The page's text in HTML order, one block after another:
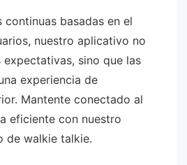
basadas en el
nuestro aplicativo no
sino que las
experiencia de
Mantente conectado al
eficiente con nuestro
de walkie talkie.